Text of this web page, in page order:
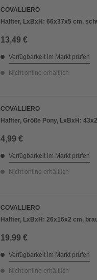
COVALLIERO
Halfter, LxBxH: 66x37x5 cm,
13,49 €
Verfügbarkeit im Markt prüfen
Nicht online erhältlich
COVALLIERO
Halfter, Größe Pony, LxBxH:
4,99 €
Verfügbarkeit im Markt prüfen
Nicht online erhältlich
COVALLIERO
Halfter, LxBxH: 26x16x2 cm,
19,99 €
Verfügbarkeit im Markt prüfen
Nicht online erhältlich